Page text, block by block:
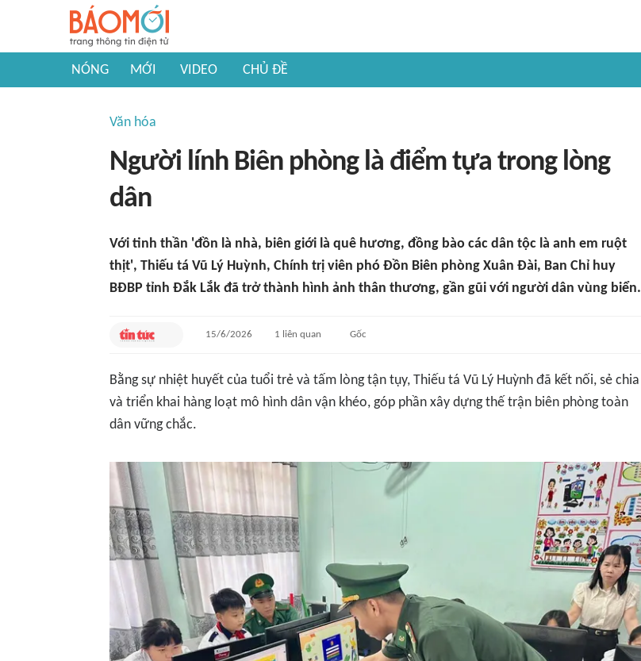
NÓNG MỚI VIDEO CHỦ ĐỀ
Văn hóa
Người lính Biên phòng là điểm tựa trong lòng
dân
Với tinh thần 'đồn là nhà, biên giới là quê hương, đồng bào các dân tộc là anh em ruột
thịt', Thiếu tá Vũ Lý Huỳnh, Chính trị viên phó Đồn Biên phòng Xuân Đài, Ban Chỉ huy
BĐBP tỉnh Đắk Lắk đã trở thành hình ảnh thân thương, gần gũi với người dân vùng biển.
15/6/2026 1 liên quan Gốc
Bằng sự nhiệt huyết của tuổi trẻ và tấm lòng tận tụy, Thiếu tá Vũ Lý Huỳnh đã kết nối, sẻ chia
và triển khai hàng loạt mô hình dân vận khéo, góp phần xây dựng thế trận biên phòng toàn
dân vững chắc.